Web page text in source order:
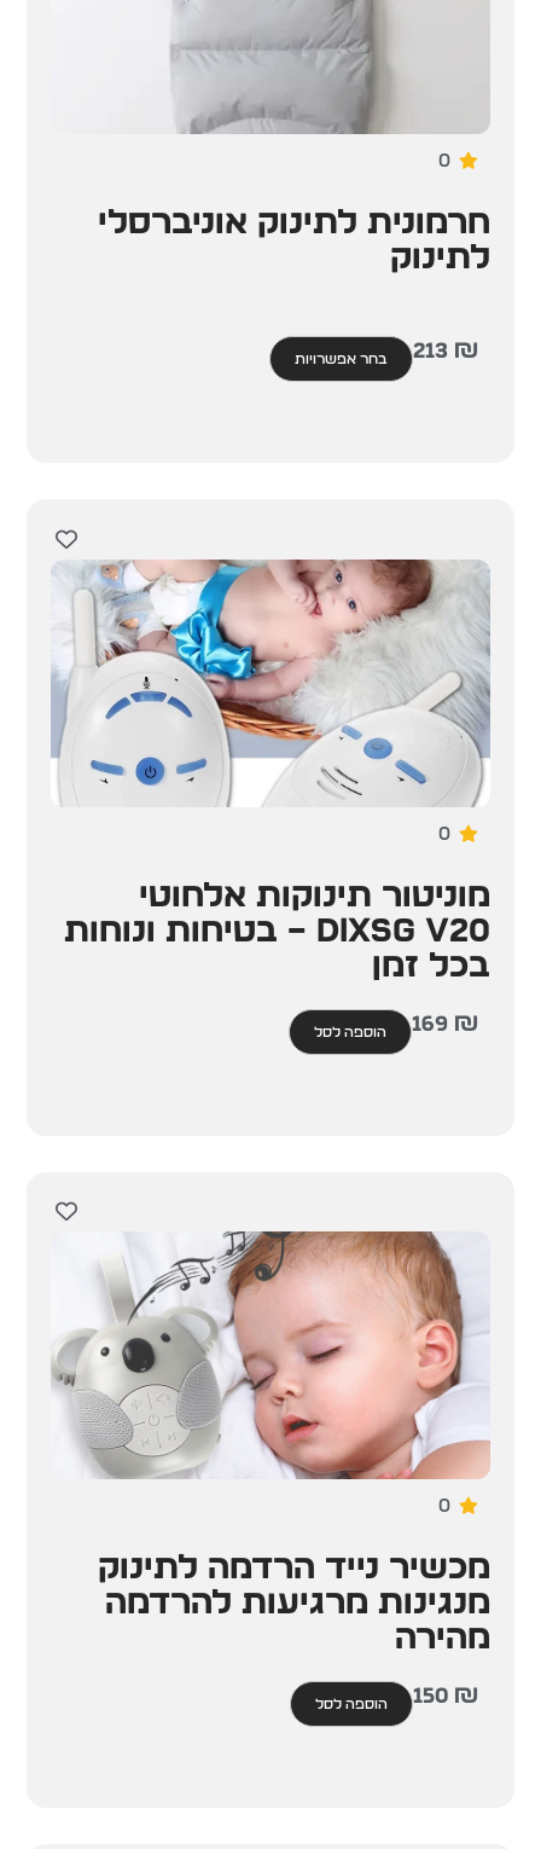
0
חרמונית לתינוק אוניברסלי
לתינוק
213 ₪ בחר אפשרויות
0
מוניטור תינוקות אלחוטי
DIXSG V20 – בטיחות ונוחות
בכל זמן
169 ₪ הוספה לסל
0
מכשיר נייד הרדמה לתינוק
מנגינות מרגיעות להרדמה
מהירה
150 ₪ הוספה לסל